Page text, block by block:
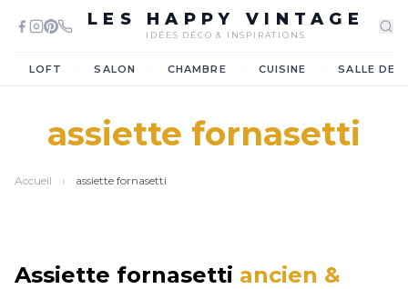
LES HAPPY VINTAGE
IDÉES DÉCO & INSPIRATIONS
LOFT SALON CHAMBRE CUISINE SALLE DE
assiette fornasetti
Accueil › assiette fornasetti
Assiette fornasetti ancien &